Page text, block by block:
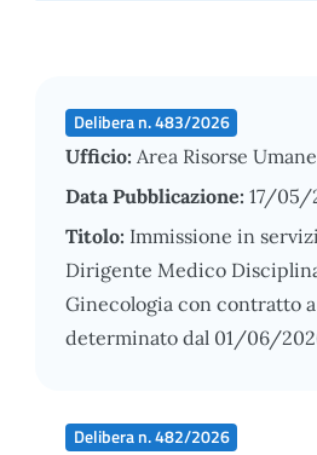
Delibera n. 483/2026
Ufficio: Area Risorse Umane
Data Pubblicazione: 17/05/
Titolo: Immissione in
Dirigente Medico
Ginecologia con contratto
determinato dal 01/06/
Delibera n. 482/2026